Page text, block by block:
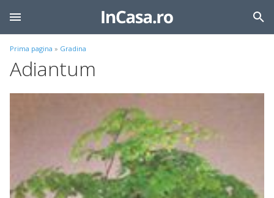
Prima pagina » Gradina
Adiantum